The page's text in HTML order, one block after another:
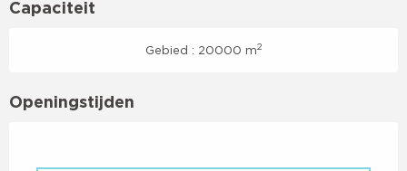
Capaciteit
Gebied : 20000 m2
Openingstijden